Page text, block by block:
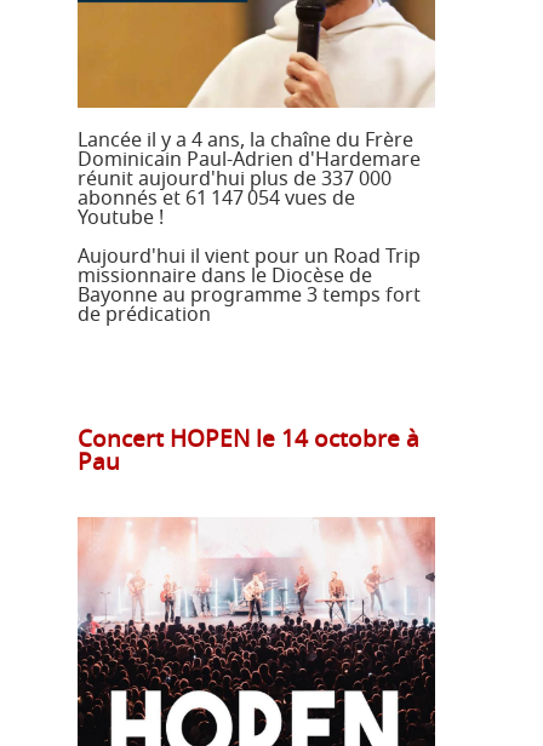
Camp St M.
Garicoïts
Marche
Carême
Agur Maria
Jacquaire
Jeunes
Étudiants
Collégiens
& Lycéens
Pastorales
Animateurs
Lancée il y a 4 ans, la chaîne du Frère
Dominicain Paul-Adrien d'Hardemare
réunit aujourd'hui plus de 337 000
abonnés et 61 147 054 vues de
Youtube !
Aujourd'hui il vient pour un Road Trip
missionnaire dans le Diocèse de
Bayonne au programme 3 temps fort
de prédication
Concert HOPEN le 14 octobre à
Pau